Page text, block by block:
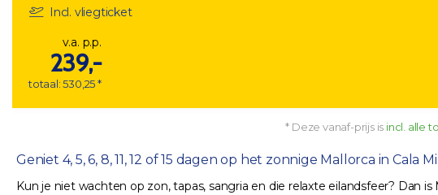
Incl. vliegticket
v.a. p.p.
239,-
totaal: 530,25 *
* Deze vanaf-prijs is incl. alle
Geniet 4, 5, 6, 8, 11, 12 of 15 dagen op het zonnige Mallorca in
Kun je niet wachten op zon, tapas, sangria en die relaxte eilandsfeer? Dan